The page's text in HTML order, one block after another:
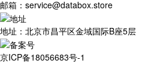
邮箱：service@databox.store
地址：北京市昌平区金域国际B座5层
京ICP备18056683号-1